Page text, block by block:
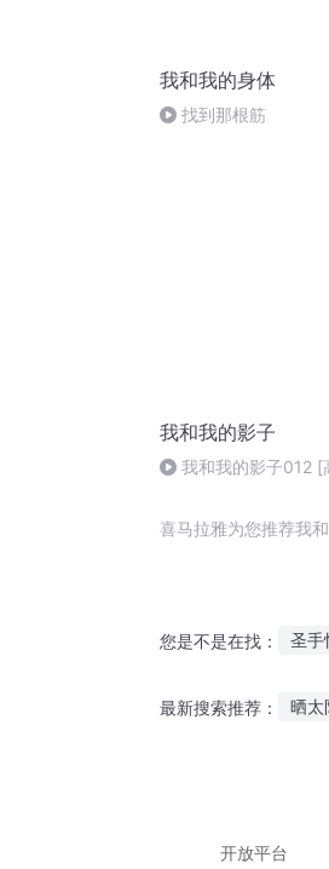
我和我的身体
找到那根筋
我和我的影子
我和我的影子012 [
喜马拉雅为您推荐我
您是不是在找： 圣手
最新搜索推荐： 晒太
开放平台